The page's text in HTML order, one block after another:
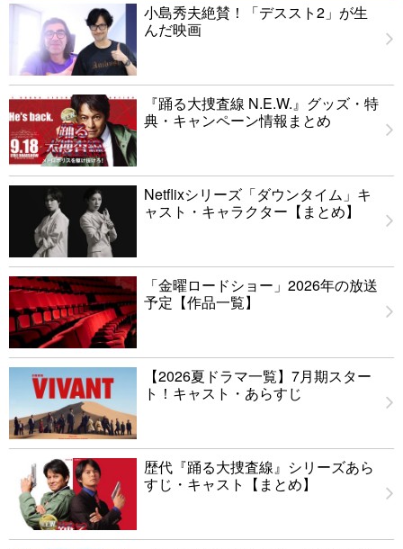
小島秀夫絶賛！「デススト2」が生
んだ映画
『踊る大捜査線 N.E.W.』グッズ・特
典・キャンペーン情報まとめ
Netflixシリーズ「ダウンタイム」キ
ャスト・キャラクター【まとめ】
「金曜ロードショー」2026年の放送
予定【作品一覧】
【2026夏ドラマ一覧】7月期スター
ト！キャスト・あらすじ
歴代『踊る大捜査線』シリーズあら
すじ・キャスト【まとめ】